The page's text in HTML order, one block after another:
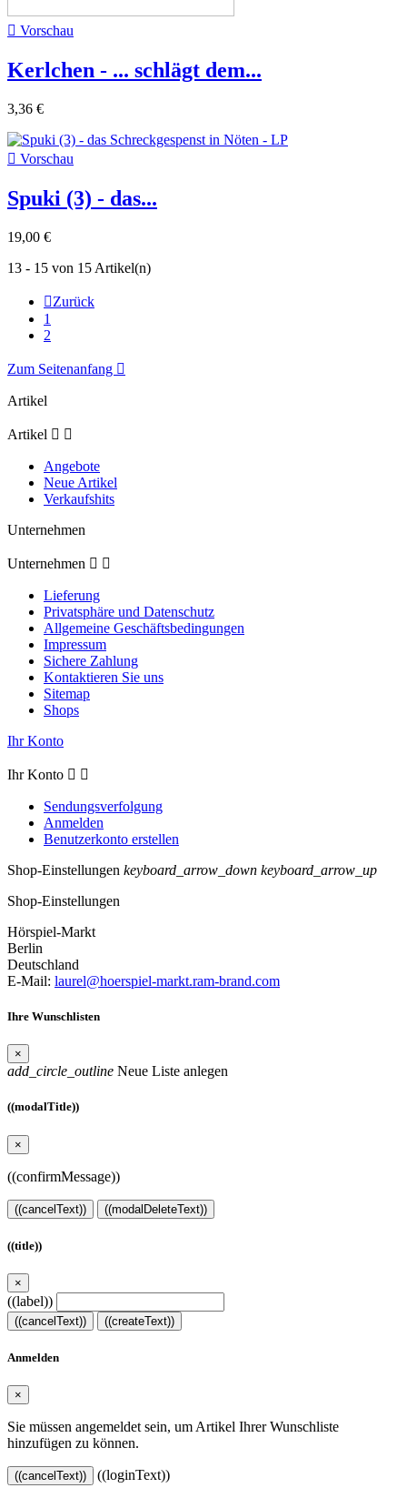
 Vorschau
Kerlchen - ... schlägt dem...
3,36 €
 Vorschau
Spuki (3) - das...
19,00 €
13 - 15 von 15 Artikel(n)
Zurück
1
2
Zum Seitenanfang 
Artikel
Artikel  
Angebote
Neue Artikel
Verkaufshits
Unternehmen
Unternehmen  
Lieferung
Privatsphäre und Datenschutz
Allgemeine Geschäftsbedingungen
Impressum
Sichere Zahlung
Kontaktieren Sie uns
Sitemap
Shops
Ihr Konto
Ihr Konto  
Sendungsverfolgung
Anmelden
Benutzerkonto erstellen
Shop-Einstellungen keyboard_arrow_down keyboard_arrow_up
Shop-Einstellungen
Hörspiel-Markt
Berlin
Deutschland
E-Mail: laurel@hoerspiel-markt.ram-brand.com
Ihre Wunschlisten
×
add_circle_outline Neue Liste anlegen
((modalTitle))
×
((confirmMessage))
((cancelText)) ((modalDeleteText))
((title))
×
((label))
((cancelText)) ((createText))
Anmelden
×
Sie müssen angemeldet sein, um Artikel Ihrer Wunschliste
hinzufügen zu können.
((cancelText)) ((loginText))